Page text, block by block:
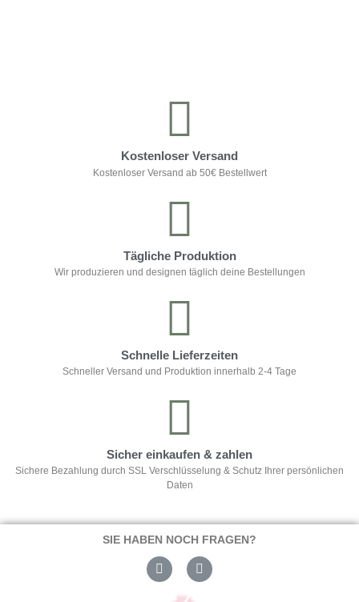
Kostenloser Versand
Kostenloser Versand ab 50€ Bestellwert
Tägliche Produktion
Wir produzieren und designen täglich deine Bestellungen
Schnelle Lieferzeiten
Schneller Versand und Produktion innerhalb 2-4 Tage
Sicher einkaufen & zahlen
Sichere Bezahlung durch SSL Verschlüsselung & Schutz Ihrer persönlichen
Daten
SIE HABEN NOCH FRAGEN?